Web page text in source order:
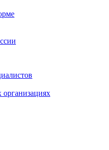
организациях